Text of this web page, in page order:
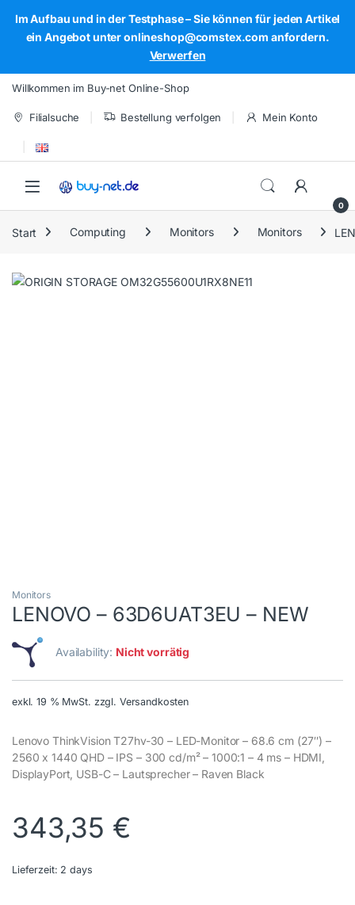
Im Aufbau und in der Testphase – Sie können für jeden Artikel
ein Angebot unter onlineshop@comstex.com anfordern.
Verwerfen
Skip to navigation
Skip to content
Willkommen im Buy-net Online-Shop
Filialsuche Bestellung verfolgen Mein Konto
Open
0
Start Computing Monitors Monitors
Monitors
LENOVO – 63D6UAT3EU – NEW
Availability: Nicht vorrätig
exkl. 19 % MwSt. zzgl. Versandkosten
Lenovo ThinkVision T27hv-30 – LED-Monitor – 68.6 cm (27″) –
2560 x 1440 QHD – IPS – 300 cd/m² – 1000:1 – 4 ms – HDMI,
DisplayPort, USB-C – Lautsprecher – Raven Black
343,35 €
Lieferzeit: 2 days